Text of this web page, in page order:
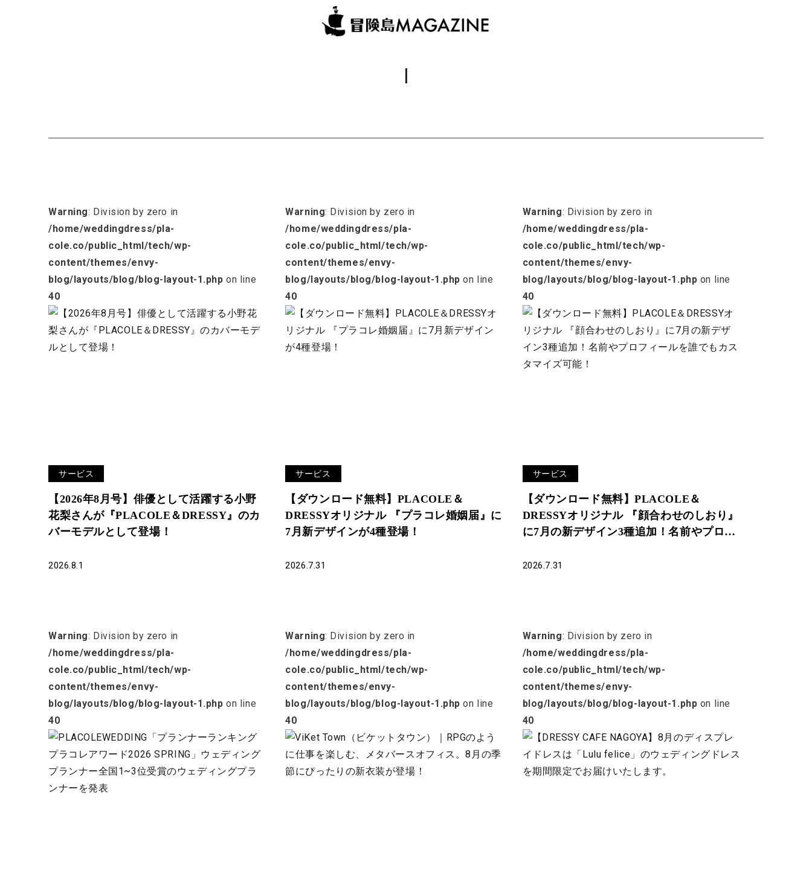
|
Warning: Division by zero in
/home/weddingdress/pla-
cole.co/public_html/tech/wp-
content/themes/envy-
blog/layouts/blog/blog-layout-1.php on line
40
サービス
【2026年8月号】俳優として活躍する小野
花梨さんが『PLACOLE＆DRESSY』のカ
バーモデルとして登場！
2026.8.1
Warning: Division by zero in
/home/weddingdress/pla-
cole.co/public_html/tech/wp-
content/themes/envy-
blog/layouts/blog/blog-layout-1.php on line
40
サービス
【ダウンロード無料】PLACOLE＆
DRESSYオリジナル 『プラコレ婚姻届』に
7月新デザインが4種登場！
2026.7.31
Warning: Division by zero in
/home/weddingdress/pla-
cole.co/public_html/tech/wp-
content/themes/envy-
blog/layouts/blog/blog-layout-1.php on line
40
サービス
【ダウンロード無料】PLACOLE＆
DRESSYオリジナル 『顔合わせのしおり』
に7月の新デザイン3種追加！名前やプロフ
2026.7.31
Warning: Division by zero in
/home/weddingdress/pla-
cole.co/public_html/tech/wp-
content/themes/envy-
blog/layouts/blog/blog-layout-1.php on line
40
Warning: Division by zero in
/home/weddingdress/pla-
cole.co/public_html/tech/wp-
content/themes/envy-
blog/layouts/blog/blog-layout-1.php on line
40
Warning: Division by zero in
/home/weddingdress/pla-
cole.co/public_html/tech/wp-
content/themes/envy-
blog/layouts/blog/blog-layout-1.php on line
40